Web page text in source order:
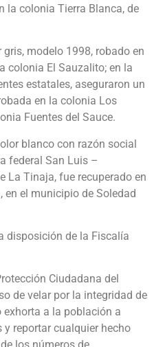
la colonia Tierra Blanca, de
modelo 1998, robado en
colonia El Sauzalito; en la
estatales, aseguraron un
en la colonia Los
Fuentes del Sauce.
blanco con razón social
federal San Luis –
La Tinaja, fue recuperado en
en el municipio de Soledad
disposición de la Fiscalía
Ciudadana del
de velar por la integridad de
a la población a
reportar cualquier hecho